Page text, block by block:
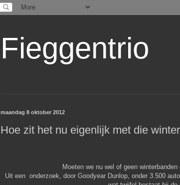
Fieggentrio
maandag 8 oktober 2012
Hoe zit het nu eigenlijk met die
Moeten we nu wel of geen
Uit een onderzoek, door Goodyear Dunlop, onder 3.500